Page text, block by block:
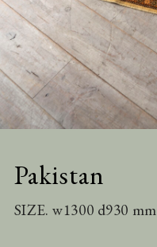
Pakistan
SIZE. w1300 d930 mm